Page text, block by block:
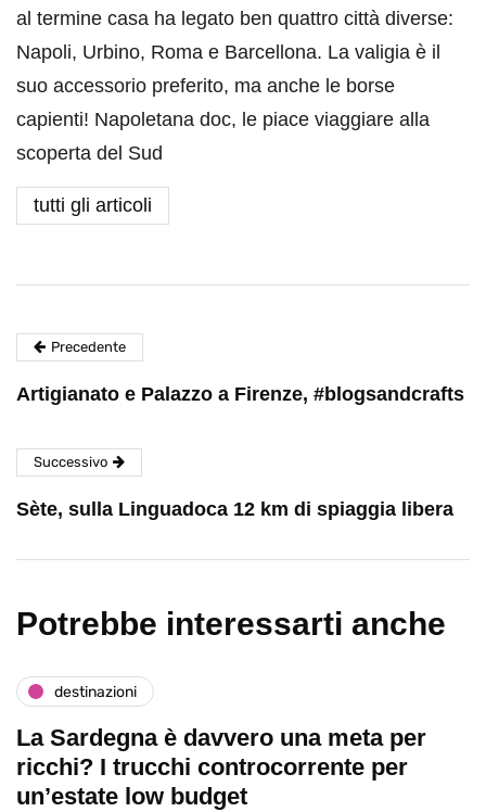
al termine casa ha legato ben quattro città diverse:
Napoli, Urbino, Roma e Barcellona. La valigia è il
suo accessorio preferito, ma anche le borse
capienti! Napoletana doc, le piace viaggiare alla
scoperta del Sud
tutti gli articoli
Precedente
Artigianato e Palazzo a Firenze, #blogsandcrafts
Successivo
Sète, sulla Linguadoca 12 km di spiaggia libera
Potrebbe interessarti anche
destinazioni
La Sardegna è davvero una meta per
ricchi? I trucchi controcorrente per
un’estate low budget